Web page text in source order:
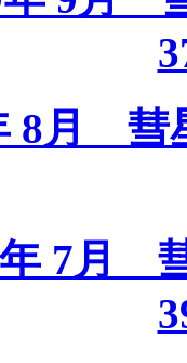
8月
年 7月